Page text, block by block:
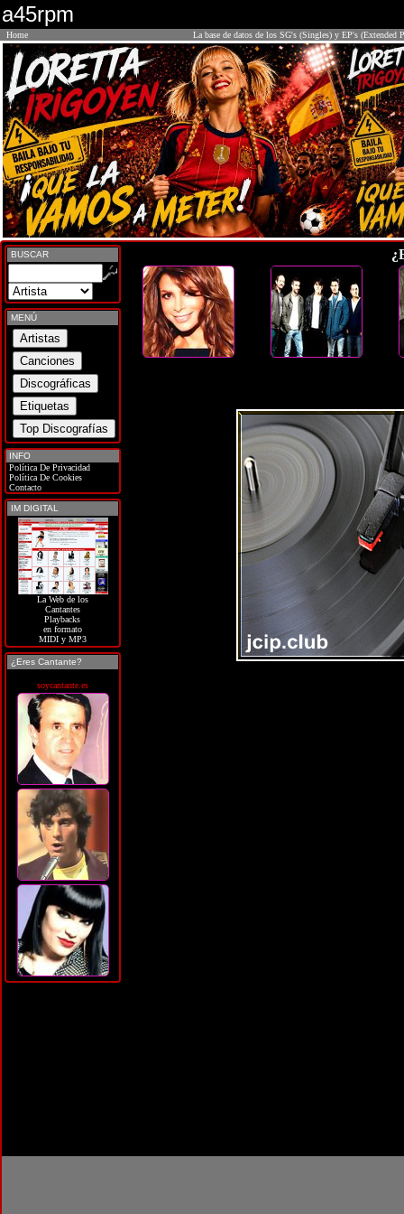
a45rpm
Home La base de datos de los SG's (Singles) y EP's (Extended
BUSCAR
MENÚ
INFO
Política De Privacidad
Política De Cookies
Contacto
IM DIGITAL
La Web de los
Cantantes
Playbacks
en formato
MIDI y MP3
¿Eres Cantante?
soycantante.es